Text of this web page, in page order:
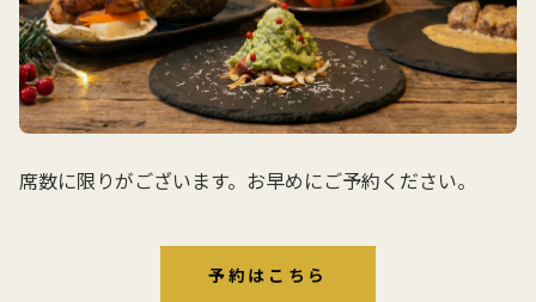
席数に限りがございます。お早めにご予約ください。
予約はこちら